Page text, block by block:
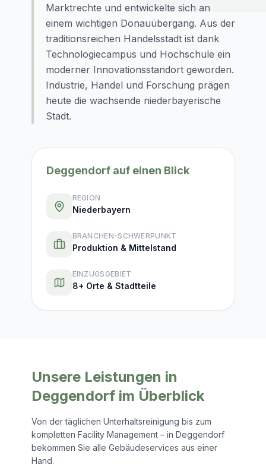
Marktrechte und entwickelte sich an
einem wichtigen Donauübergang. Aus der
traditionsreichen Handelsstadt ist dank
Technologiecampus und Hochschule ein
moderner Innovationsstandort geworden.
Industrie, Handel und Forschung prägen
heute die wachsende niederbayerische
Stadt.
Deggendorfauf einen Blick
REGION
Niederbayern
BRANCHEN-SCHWERPUNKT
Produktion & Mittelstand
EINZUGSGEBIET
8+ Orte & Stadtteile
Unsere Leistungen in
Deggendorfim Überblick
Von der täglichen Unterhaltsreinigung bis zum
kompletten Facility Management – in Deggendorf
bekommen Sie alle Gebäudeservices aus einer
Hand.